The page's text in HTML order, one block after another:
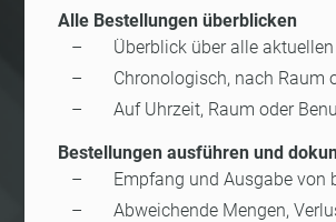
Alle Bestellungen überblicken
Überblick über alle
Chronologisch, nach Raum
Auf Uhrzeit, Raum oder
Bestellungen ausführen und
Empfang und Ausgabe von
Abweichende Mengen,